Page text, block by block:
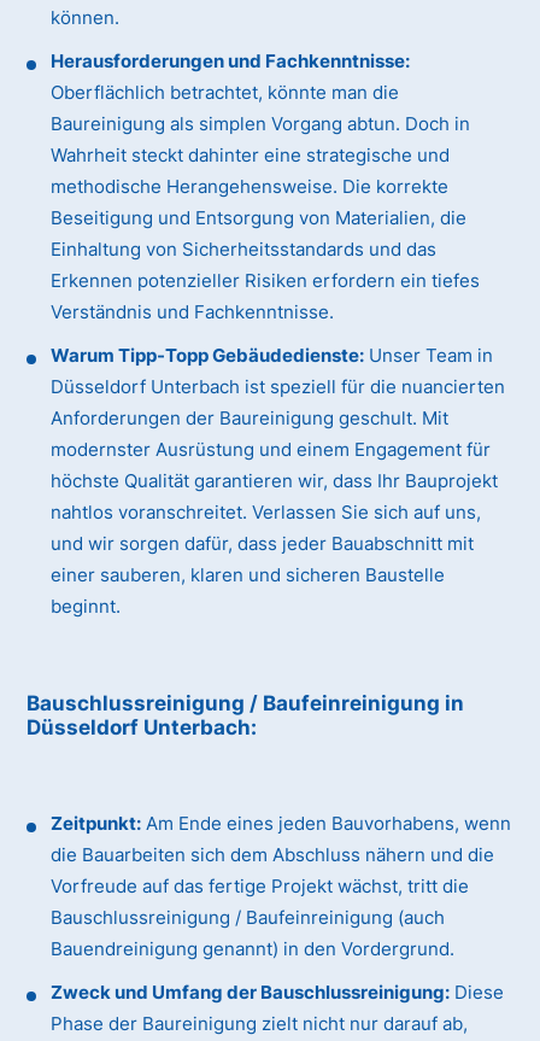
können.
Herausforderungen und Fachkenntnisse:
Oberflächlich betrachtet, könnte man die
Baureinigung als simplen Vorgang abtun. Doch in
Wahrheit steckt dahinter eine strategische und
methodische Herangehensweise. Die korrekte
Beseitigung und Entsorgung von Materialien, die
Einhaltung von Sicherheitsstandards und das
Erkennen potenzieller Risiken erfordern ein tiefes
Verständnis und Fachkenntnisse.
Warum Tipp-Topp Gebäudedienste: Unser Team in
Düsseldorf Unterbach ist speziell für die nuancierten
Anforderungen der Baureinigung geschult. Mit
modernster Ausrüstung und einem Engagement für
höchste Qualität garantieren wir, dass Ihr Bauprojekt
nahtlos voranschreitet. Verlassen Sie sich auf uns,
und wir sorgen dafür, dass jeder Bauabschnitt mit
einer sauberen, klaren und sicheren Baustelle
beginnt.
Bauschlussreinigung / Baufeinreinigung in
Düsseldorf Unterbach:
Zeitpunkt: Am Ende eines jeden Bauvorhabens, wenn
die Bauarbeiten sich dem Abschluss nähern und die
Vorfreude auf das fertige Projekt wächst, tritt die
Bauschlussreinigung / Baufeinreinigung (auch
Bauendreinigung genannt) in den Vordergrund.
Zweck und Umfang der Bauschlussreinigung: Diese
Phase der Baureinigung zielt nicht nur darauf ab,